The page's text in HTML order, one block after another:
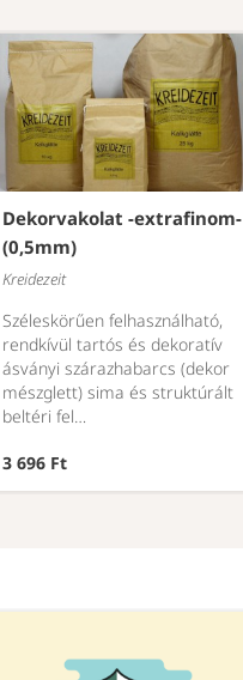
Dekorvakolat -extrafinom-
(0,5mm)
Kreidezeit
Széleskörűen felhasználható,
rendkívül tartós és dekoratív
ásványi szárazhabarcs (dekor
mészglett) sima és struktúrált
beltéri fel…
3 696 Ft